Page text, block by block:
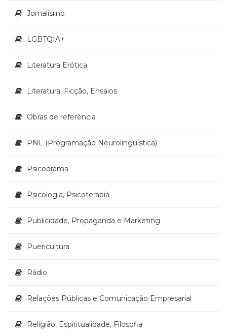
(22)
africanos
Terapia
Treinamento
RH
Turismo
Prática
Jornalismo
LGBTQIA+
Literatura Erótica
Literatura, Ficção, Ensaios
Obras de referência
PNL (Programação Neurolingüística)
Psicodrama
Psicologia, Psicoterapia
Publicidade, Propaganda e Marketing
Puericultura
Rádio
Relações Públicas e Comunicação Empresarial
Religião, Espiritualidade, Filosofia